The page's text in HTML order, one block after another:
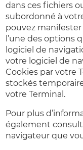
dans ces fichiers
subordonné à
pouvez
l’une des options
logiciel de
votre logiciel de
Cookies par votre
stockés
votre Terminal.
Pour plus
également
navigateur que